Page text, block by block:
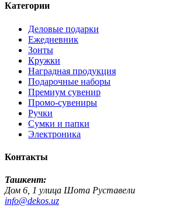
Категории
Деловые подарки
Ежедневник
Зонты
Кружки
Наградная продукция
Подарочные наборы
Премиум сувенир
Промо-сувениры
Ручки
Сумки и папки
Электроника
Контакты
Ташкент:
Дом 6, 1 улица Шота Руставели
info@dekos.uz